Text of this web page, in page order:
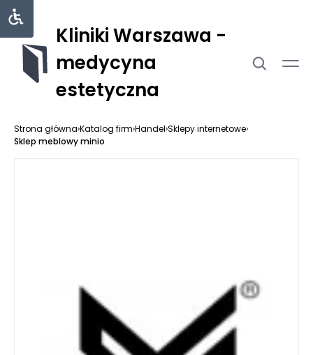
Kliniki Warszawa -
medycyna
estetyczna
Strona główna›Katalog firm›Handel›Sklepy internetowe›
Sklep meblowy minio